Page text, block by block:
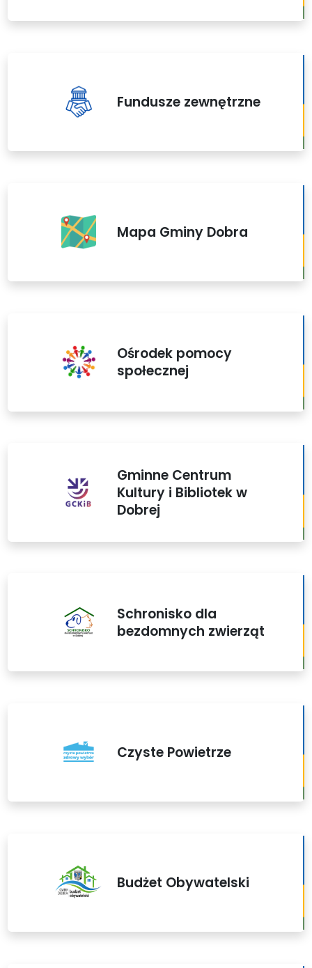
Fundusze zewnętrzne
Mapa Gminy Dobra
Ośrodek pomocy
społecznej
Gminne Centrum
Kultury i Bibliotek w
Dobrej
Schronisko dla
bezdomnych zwierząt
Czyste Powietrze
Budżet Obywatelski